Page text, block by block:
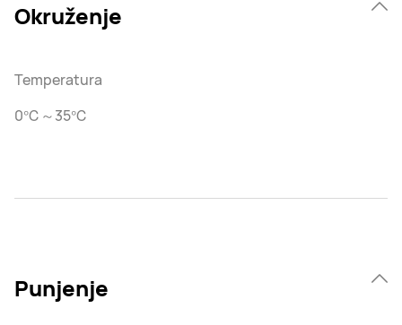
Okruženje
Temperatura
0℃～35℃
Punjenje